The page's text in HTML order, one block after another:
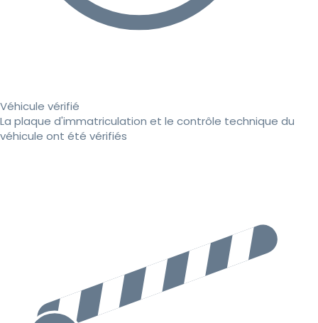
Véhicule vérifié
La plaque d'immatriculation et le contrôle technique du
véhicule ont été vérifiés